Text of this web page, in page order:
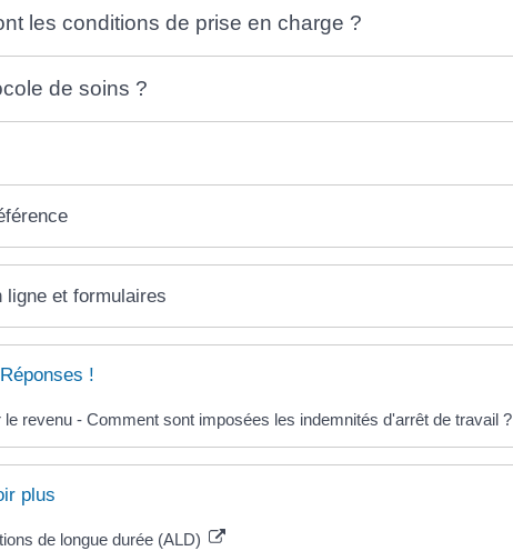
les conditions de prise en charge ?
de soins ?
ligne et formulaires
!
le revenu - Comment sont imposées les indemnités d'arrêt de travail ?
plus
de longue durée (ALD)